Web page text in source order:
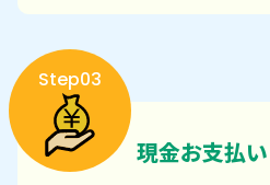
Step03
現金お支払い